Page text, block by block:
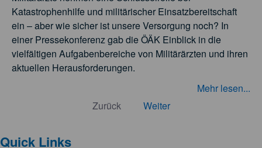
Katastrophenhilfe und militärischer Einsatzbereitschaft
ein – aber wie sicher ist unsere Versorgung noch? In
einer Pressekonferenz gab die ÖÄK Einblick in die
vielfältigen Aufgabenbereiche von Militärärzten und ihren
aktuellen Herausforderungen.
Mehr lesen...
Zurück
Weiter
Quick Links